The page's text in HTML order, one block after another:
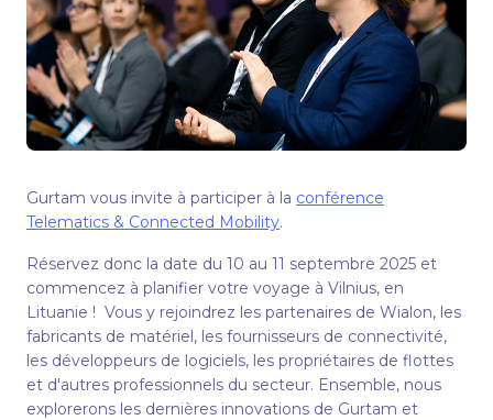
Gurtam vous invite à participer à la conférence
Telematics & Connected Mobility.
Réservez donc la date du 10 au 11 septembre 2025 et
commencez à planifier votre voyage à Vilnius, en
Lituanie ! Vous y rejoindrez les partenaires de Wialon, les
fabricants de matériel, les fournisseurs de connectivité,
les développeurs de logiciels, les propriétaires de flottes
et d'autres professionnels du secteur. Ensemble, nous
explorerons les dernières innovations de Gurtam et